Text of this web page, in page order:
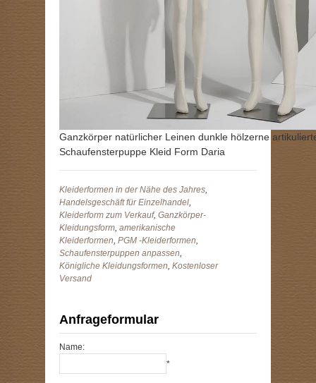
Ganzkörper natürlicher Leinen dunkle hölzerne
Schaufensterpuppe Kleid Form Daria
Kleiderformen in der Nähe des Jahres,
Handelsgeschäft für Einzelhandel,
Kleiderform zum Verkauf, Ganzkörper-
Kleidungsform, amerikanische
Kleiderformen, PGM -Kleiderformen,
Schaufensterpuppen anpassen,
Königliche Kleidungsformen, Kostenloser
Versand
Anfrageformular
Name:
*